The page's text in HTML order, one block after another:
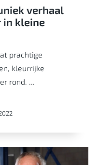
verhaal
in kleine
prachtige
kleurrijke
rond. ...